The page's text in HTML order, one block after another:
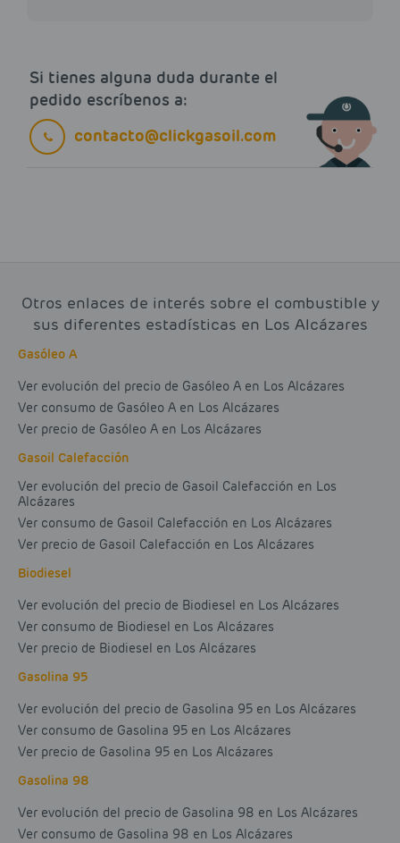
Si tienes alguna duda durante el
pedido escríbenos a:
contacto@clickgasoil.com
Otros enlaces de interés sobre el combustible y
sus diferentes estadísticas en Los Alcázares
Gasóleo A
Ver evolución del precio de Gasóleo A en Los Alcázares
Ver consumo de Gasóleo A en Los Alcázares
Ver precio de Gasóleo A en Los Alcázares
Gasoil Calefacción
Ver evolución del precio de Gasoil Calefacción en Los
Alcázares
Ver consumo de Gasoil Calefacción en Los Alcázares
Ver precio de Gasoil Calefacción en Los Alcázares
Biodiesel
Ver evolución del precio de Biodiesel en Los Alcázares
Ver consumo de Biodiesel en Los Alcázares
Ver precio de Biodiesel en Los Alcázares
Gasolina 95
Ver evolución del precio de Gasolina 95 en Los Alcázares
Ver consumo de Gasolina 95 en Los Alcázares
Ver precio de Gasolina 95 en Los Alcázares
Gasolina 98
Ver evolución del precio de Gasolina 98 en Los Alcázares
Ver consumo de Gasolina 98 en Los Alcázares